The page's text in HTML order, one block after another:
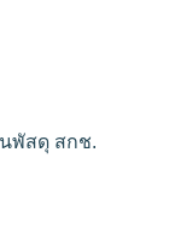
พัสดุ สกช.